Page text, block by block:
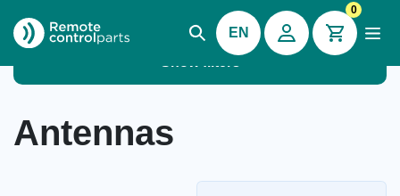
EN
0
Antennas